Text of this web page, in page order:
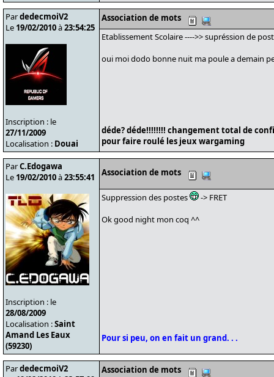
PardedecmoiV2
Le 19/02/2010à23:54:25
Inscription : le
27/11/2009
Localisation : Douai
Association de mots
Etablissement Scolaire ---->> supréssion de
oui moi dodo bonne nuit ma poule a demain
déde? déde!!!!!!!! changement total de
pour faire roulé les jeux wargaming
ParC.Edogawa
Le 19/02/2010à23:55:41
Inscription : le
28/08/2009
Localisation :Saint
Amand Les Eaux
(59230)
Association de mots
Suppression des postes
-> FRET
Ok good night mon coq ^^
Pour si peu, on en fait un grand. . .
PardedecmoiV2
Association de mots